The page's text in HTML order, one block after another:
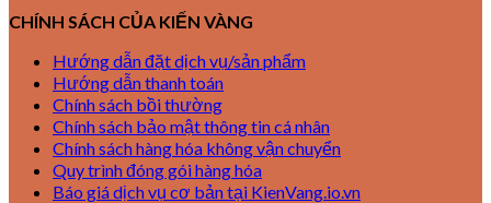
CHÍNH SÁCH CỦA KIẾN VÀNG
Hướng dẫn đặt dịch vụ/sản phẩm
Hướng dẫn thanh toán
Chính sách bồi thường
Chính sách bảo mật thông tin cá nhân
Chính sách hàng hóa không vận chuyển
Quy trình đóng gói hàng hóa
Báo giá dịch vụ cơ bản tại KienVang.io.vn